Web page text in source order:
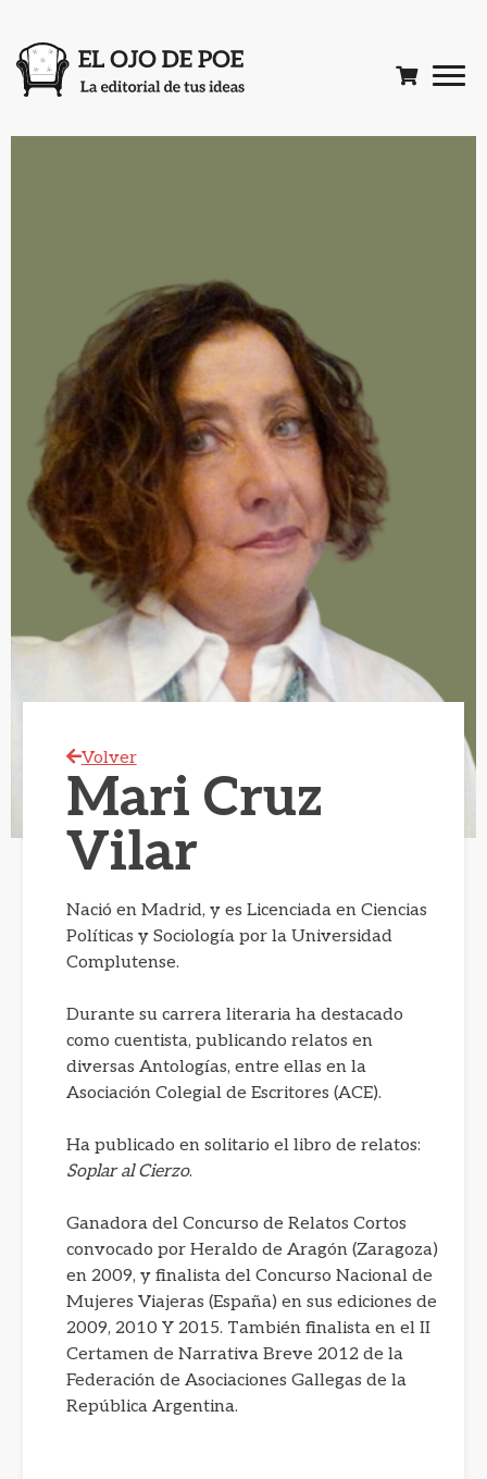
Volver
Mari Cruz
Vilar
Nació en Madrid, y es Licenciada en Ciencias
Políticas y Sociología por la Universidad
Complutense.
Durante su carrera literaria ha destacado
como cuentista, publicando relatos en
diversas Antologías, entre ellas en la
Asociación Colegial de Escritores (ACE).
Ha publicado en solitario el libro de relatos:
Soplar al Cierzo.
Ganadora del Concurso de Relatos Cortos
convocado por Heraldo de Aragón (Zaragoza)
en 2009, y finalista del Concurso Nacional de
Mujeres Viajeras (España) en sus ediciones de
2009, 2010 Y 2015. También finalista en el II
Certamen de Narrativa Breve 2012 de la
Federación de Asociaciones Gallegas de la
República Argentina.